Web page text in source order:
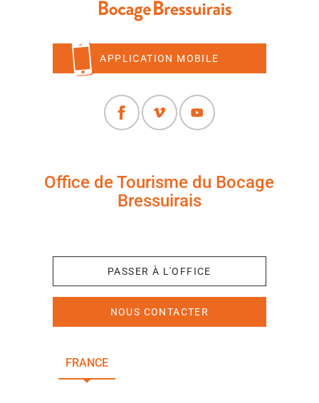
APPLICATION MOBILE
Office de Tourisme du Bocage
Bressuirais
PASSER À L'OFFICE
NOUS CONTACTER
FRANCE